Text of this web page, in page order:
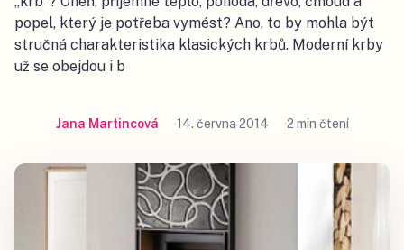
popel, který je potřeba vymést? Ano, to by mohla být
stručná charakteristika klasických krbů. Moderní krby
už se obejdou i b
Jana Martincová 14. června 2014 2 min čtení